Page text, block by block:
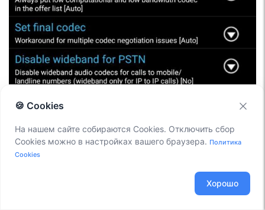
🍪 Cookies
На нашем сайте собираются Cookies. Отключить сбор
Cookies можно в настройках вашего браузера. Политика
Cookies
Хорошо